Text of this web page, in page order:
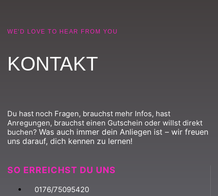
WE'D LOVE TO HEAR FROM YOU
KONTAKT
Du hast noch Fragen, brauchst mehr Infos, hast
Anregungen, brauchst einen Gutschein oder willst direkt
buchen? Was auch immer dein Anliegen ist – wir freuen
uns darauf, dich kennen zu lernen!
SO ERREICHST DU UNS
0176/75095420